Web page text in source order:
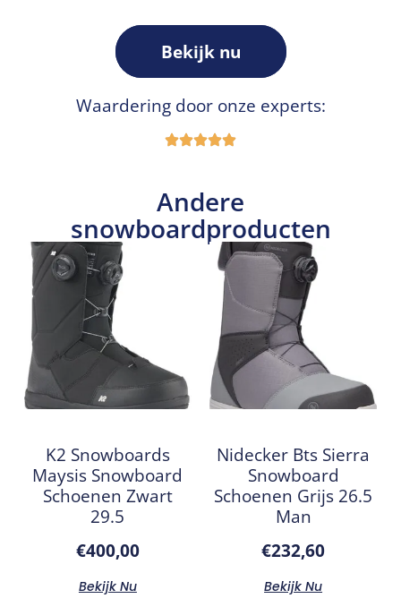
Bekijk nu
Waardering door onze experts:
Andere
snowboardproducten
K2 Snowboards
Maysis Snowboard
Schoenen Zwart
29.5
€400,00
Bekijk Nu
Nidecker Bts Sierra
Snowboard
Schoenen Grijs 26.5
Man
€232,60
Bekijk Nu